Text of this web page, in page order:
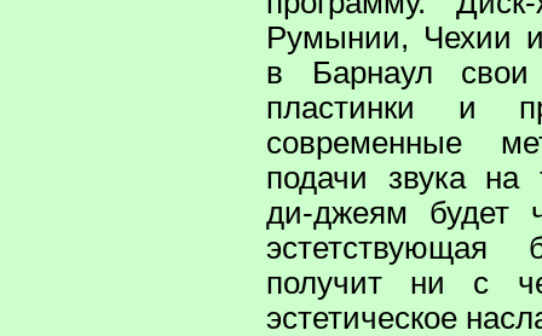
Румынии, Чехии
в Барнаул
пластинки и
современные
подачи звука на
ди-джеям будет
эстетствующая
получит ни с
эстетическое